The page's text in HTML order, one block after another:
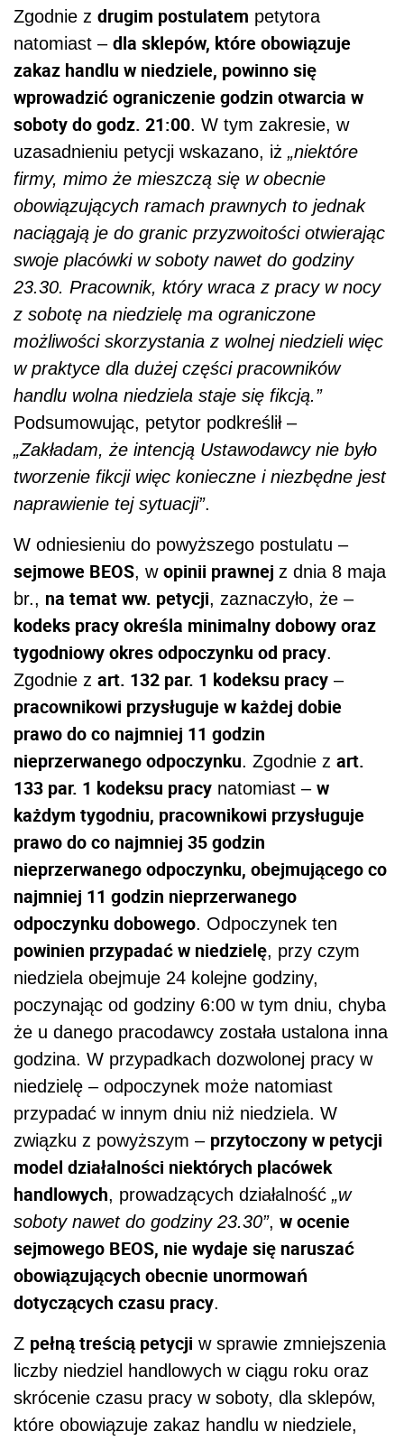
Zgodnie z drugim postulatem petytora
natomiast – dla sklepów, które obowiązuje
zakaz handlu w niedziele, powinno się
wprowadzić ograniczenie godzin otwarcia w
soboty do godz. 21:00. W tym zakresie, w
uzasadnieniu petycji wskazano, iż „niektóre
firmy, mimo że mieszczą się w obecnie
obowiązujących ramach prawnych to jednak
naciągają je do granic przyzwoitości otwierając
swoje placówki w soboty nawet do godziny
23.30. Pracownik, który wraca z pracy w nocy
z sobotę na niedzielę ma ograniczone
możliwości skorzystania z wolnej niedzieli więc
w praktyce dla dużej części pracowników
handlu wolna niedziela staje się fikcją.”
Podsumowując, petytor podkreślił –
„Zakładam, że intencją Ustawodawcy nie było
tworzenie fikcji więc konieczne i niezbędne jest
naprawienie tej sytuacji”.
W odniesieniu do powyższego postulatu –
sejmowe BEOS, w opinii prawnej z dnia 8 maja
br., na temat ww. petycji, zaznaczyło, że –
kodeks pracy określa minimalny dobowy oraz
tygodniowy okres odpoczynku od pracy.
Zgodnie z art. 132 par. 1 kodeksu pracy –
pracownikowi przysługuje w każdej dobie
prawo do co najmniej 11 godzin
nieprzerwanego odpoczynku. Zgodnie z art.
133 par. 1 kodeksu pracy natomiast – w
każdym tygodniu, pracownikowi przysługuje
prawo do co najmniej 35 godzin
nieprzerwanego odpoczynku, obejmującego co
najmniej 11 godzin nieprzerwanego
odpoczynku dobowego. Odpoczynek ten
powinien przypadać w niedzielę, przy czym
niedziela obejmuje 24 kolejne godziny,
poczynając od godziny 6:00 w tym dniu, chyba
że u danego pracodawcy została ustalona inna
godzina. W przypadkach dozwolonej pracy w
niedzielę – odpoczynek może natomiast
przypadać w innym dniu niż niedziela. W
związku z powyższym – przytoczony w petycji
model działalności niektórych placówek
handlowych, prowadzących działalność „w
soboty nawet do godziny 23.30”, w ocenie
sejmowego BEOS, nie wydaje się naruszać
obowiązujących obecnie unormowań
dotyczących czasu pracy.
Z pełną treścią petycji w sprawie zmniejszenia
liczby niedziel handlowych w ciągu roku oraz
skrócenie czasu pracy w soboty, dla sklepów,
które obowiązuje zakaz handlu w niedziele,